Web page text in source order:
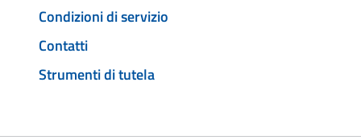
Condizioni di servizio
Contatti
Strumenti di tutela